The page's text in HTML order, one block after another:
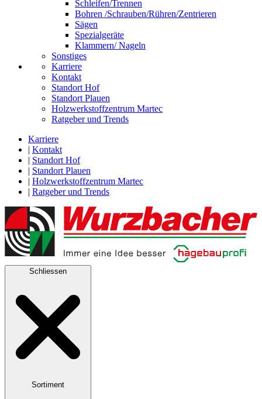
Schleifen/Trennen
Bohren /Schrauben/Rühren/Zentrieren
Sägen
Spezialgeräte
Klammern/ Nageln
Sonstiges
Karriere
Kontakt
Standort Hof
Standort Plauen
Holzwerkstoffzentrum Martec
Ratgeber und Trends
Karriere
| Kontakt
| Standort Hof
| Standort Plauen
| Holzwerkstoffzentrum Martec
| Ratgeber und Trends
Schliessen
Sortiment